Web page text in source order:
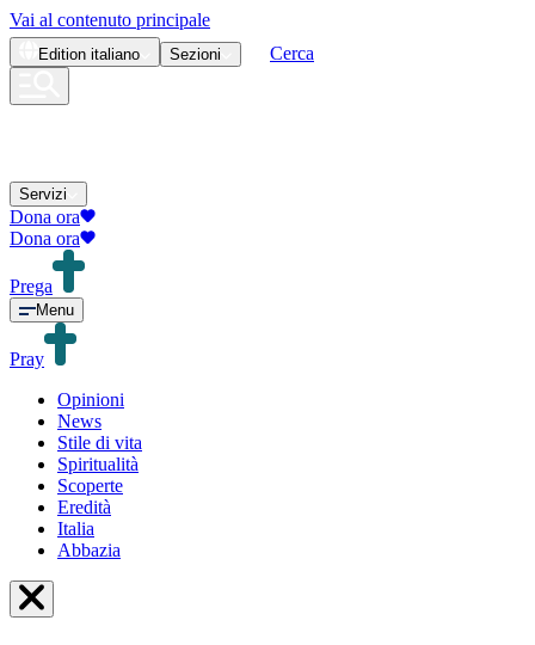
Vai al contenuto principale
Edition italiano Sezioni Cerca
Servizi
Dona ora
Dona ora
Prega
Menu
Pray
Opinioni
News
Stile di vita
Spiritualità
Scoperte
Eredità
Italia
Abbazia